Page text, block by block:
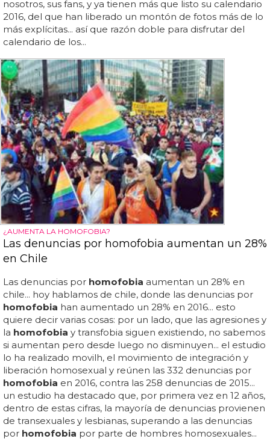
nosotros, sus fans, y ya tienen más que listo su calendario
2016, del que han liberado un montón de fotos más de lo
más explícitas... así que razón doble para disfrutar del
calendario de los...
¿AUMENTA LA HOMOFOBIA?
Las denuncias por homofobia aumentan un 28%
en Chile
Las denuncias por homofobia aumentan un 28% en
chile... hoy hablamos de chile, donde las denuncias por
homofobia han aumentado un 28% en 2016... esto
quiere decir varias cosas: por un lado, que las agresiones y
la homofobia y transfobia siguen existiendo, no sabemos
si aumentan pero desde luego no disminuyen... el estudio
lo ha realizado movilh, el movimiento de integración y
liberación homosexual y reúnen las 332 denuncias por
homofobia en 2016, contra las 258 denuncias de 2015...
un estudio ha destacado que, por primera vez en 12 años,
dentro de estas cifras, la mayoría de denuncias provienen
de transexuales y lesbianas, superando a las denuncias
por homofobia por parte de hombres homosexuales...